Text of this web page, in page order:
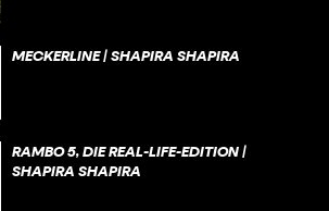
MECKERLINE | SHAPIRA SHAPIRA
RAMBO 5, DIE REAL-LIFE-EDITION |
SHAPIRA SHAPIRA